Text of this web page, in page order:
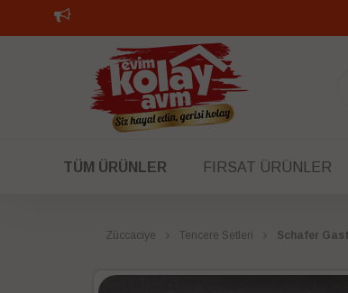
TÜM ÜRÜNLER FIRSAT ÜRÜNLER
Züccaciye Tencere Setleri Schafer